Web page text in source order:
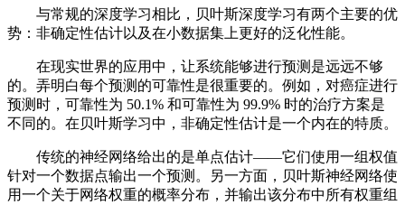
与常规的深度学习相比，贝叶斯深度学习有两个主要的优
势：非确定性估计以及在小数据集上更好的泛化性能。
在现实世界的应用中，让系统能够进行预测是远远不够
的。弄明白每个预测的可靠性是很重要的。例如，对癌症进行
预测时，可靠性为 50.1% 和可靠性为 99.9% 时的治疗方案是
不同的。在贝叶斯学习中，非确定性估计是一个内在的特质。
传统的神经网络给出的是单点估计——它们使用一组权值
针对一个数据点输出一个预测。另一方面，贝叶斯神经网络使
用一个关于网络权重的概率分布，并输出该分布中所有权重组